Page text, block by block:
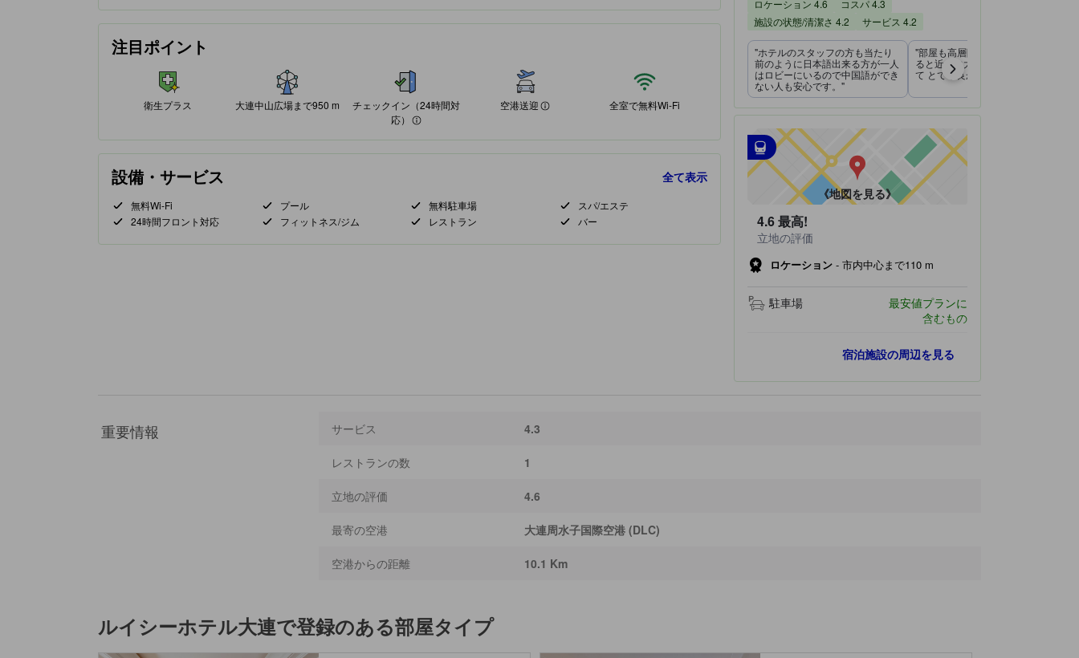
注目ポイント
衛生プラス 大連中山広場まで950 m
チェックイン（24時間対
応）
チェックイン（24時間対応）
71%が好評価
空港送迎
空港送迎
100%が好評価
全室で無料Wi-Fi
設備・サービス 全て表示
無料Wi-Fi プール 無料駐車場
スパ/エステ
24時間フロント対応
フィットネス/ジム レストラン バー
ロケーション 4.6
コスパ 4.3
施設の状態/清潔さ 4.2
サービス 4.2
"ホテルのスタッフの方も当たり
前のように日本語出来る方が一人
はロビーにいるので中国語ができ
ない人も安心です。"
"部屋も高層階でカーテンを開け
ると近くに大きな公園と山が見え
て とても良かったです。"
tooltip
最寄の交通機関
• 最寄の駅：大連駅（距離0.81km）
• 最寄の駅：大連建設街 バス乗り場（距離0.89km）
《地図を見る》
4.6最高!
立地の評価
ロケーション - 市内中心まで110 m
駐車場
最安値プランに
含むもの
宿泊施設の周辺を見る
重要情報 サービス 4.3
レストランの数 1
立地の評価 4.6
最寄の空港 大連周水子国際空港 (DLC)
空港からの距離 10.1 Km
ルイシーホテル大連で登録のある部屋タイプ